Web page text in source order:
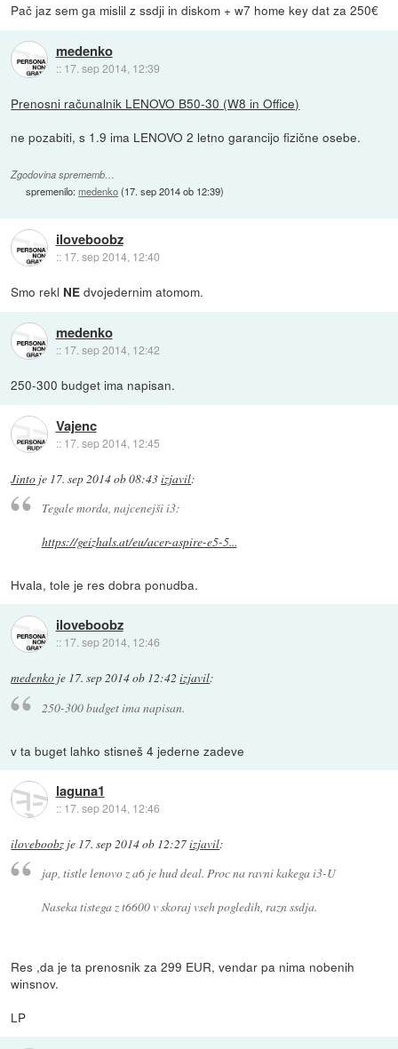
Pač jaz sem ga mislil z ssdji in diskom + w7 home key dat za 250€
medenko
:: 17. sep 2014, 12:39
Prenosni računalnik LENOVO B50-30 (W8 in Office)
ne pozabiti, s 1.9 ima LENOVO 2 letno garancijo fizične osebe.
Zgodovina sprememb…
spremenilo:medenko(17. sep 2014 ob 12:39)
iloveboobz
:: 17. sep 2014, 12:40
Smo rekl NEdvojedernim atomom.
medenko
:: 17. sep 2014, 12:42
250-300 budget ima napisan.
Vajenc
:: 17. sep 2014, 12:45
Jinto je 17. sep 2014 ob 08:43izjavil:
Tegale morda, najcenejši i3:
https://geizhals.at/eu/acer-aspire-e5-5...
Hvala, tole je res dobra ponudba.
iloveboobz
:: 17. sep 2014, 12:46
medenko je 17. sep 2014 ob 12:42 izjavil:
250-300 budget ima napisan.
v ta buget lahko stisneš 4 jederne zadeve
laguna1
:: 17. sep 2014, 12:46
iloveboobz je 17. sep 2014 ob 12:27izjavil:
jap, tistle lenovo z a6 je hud deal. Proc na ravni kakega i3-U
Naseka tistega z t6600 v skoraj vseh pogledih, razn ssdja.
Res ,da je ta prenosnik za 299 EUR, vendar pa nima nobenih
winsnov.
LP